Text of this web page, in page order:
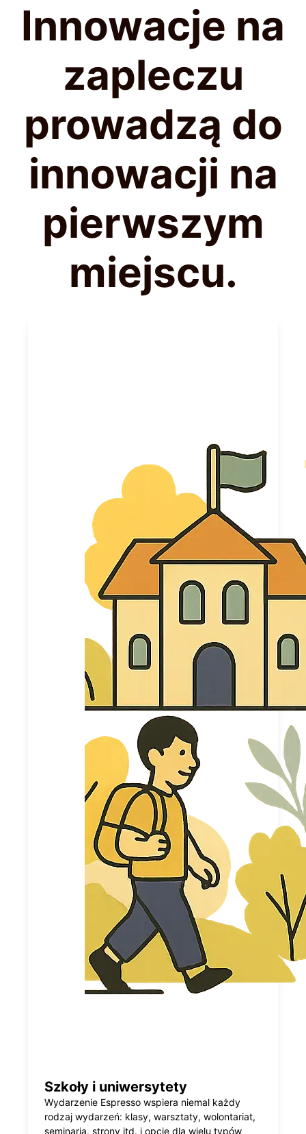
Innowacje na
zapleczu
prowadzą do
innowacji na
pierwszym
miejscu.
Szkoły i uniwersytety
Wydarzenie Espresso wspiera niemal każdy
rodzaj wydarzeń: klasy, warsztaty, wolontariat,
seminaria, strony itd. i opcje dla wielu typów